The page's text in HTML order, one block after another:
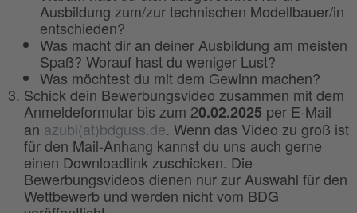
Ausbildung zum/zur technischen Modellbauer/in
entschieden?
Was macht dir an deiner Ausbildung am meisten
Spaß? Worauf hast du weniger Lust?
Was möchtest du mit dem Gewinn machen?
Schick dein Bewerbungsvideo zusammen mit dem
Anmeldeformular bis zum 20.02.2025 per E-Mail
an azubi(at)bdguss.de. Wenn das Video zu groß ist
für den Mail-Anhang kannst du uns auch gerne
einen Downloadlink zuschicken. Die
Bewerbungsvideos dienen nur zur Auswahl für den
Wettbewerb und werden nicht vom BDG